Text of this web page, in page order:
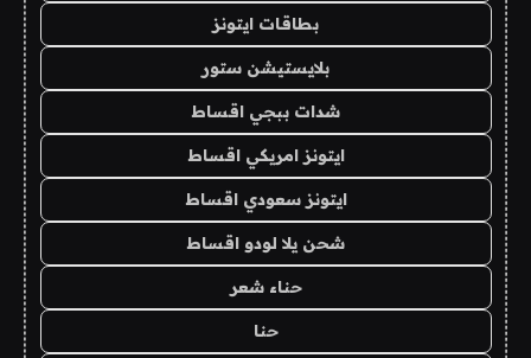
بطاقات ايتونز
بلايستيشن ستور
شدات ببجي اقساط
ايتونز امريكي اقساط
ايتونز سعودي اقساط
شحن يلا لودو اقساط
حناء شعر
حنا